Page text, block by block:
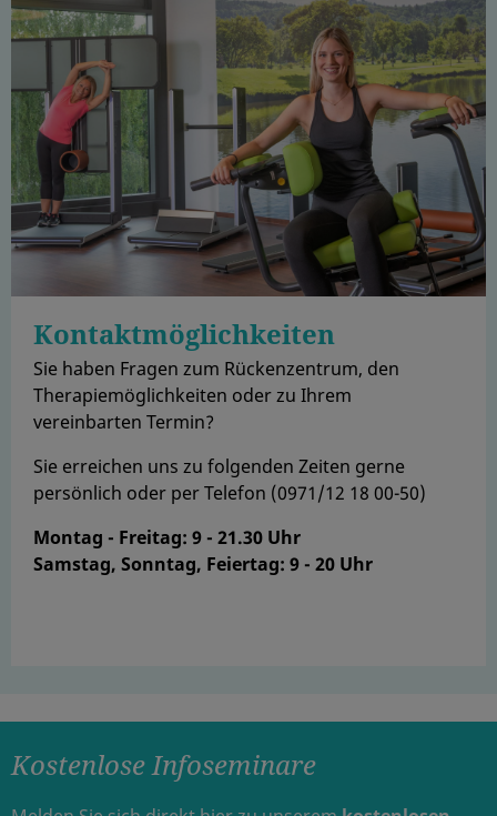
Kontaktmöglichkeiten
Sie haben Fragen zum Rückenzentrum, den
Therapiemöglichkeiten oder zu Ihrem
vereinbarten Termin?
Sie erreichen uns zu folgenden Zeiten gerne
persönlich oder per Telefon (0971/12 18 00-50)
Montag - Freitag: 9 - 21.30 Uhr
Samstag, Sonntag, Feiertag: 9 - 20 Uhr
Kostenlose Infoseminare